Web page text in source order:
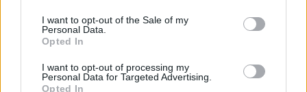
I want to opt-out of the Sale of my
Personal Data.
Opted In
I want to opt-out of processing my
Personal Data for Targeted Advertising.
Opted In